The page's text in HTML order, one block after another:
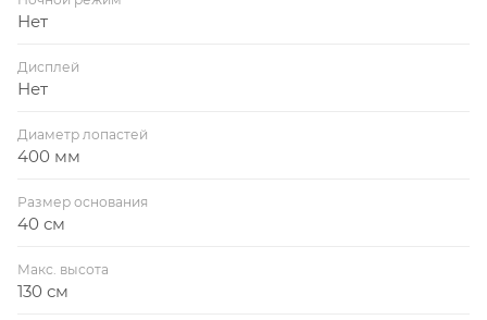
Нет
Дисплей
Нет
Диаметр лопастей
400 мм
Размер основания
40 см
Макс. высота
130 см